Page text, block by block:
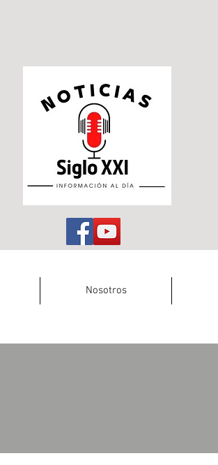
Nosotros